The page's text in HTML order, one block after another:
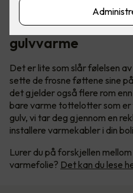
Få varmen i
gulvvarme
Det er lite som slår følelsen
sette de frosne føttene sine
det gjelder også flere rom
bare varme tottelotter som
gulv, vi tar deg gjennom en
installere varmekabler i din
Lurer du på forskjellen
varmefolie? Det kan du lese